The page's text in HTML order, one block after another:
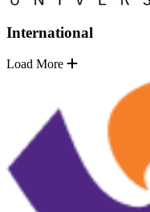
International
Load More